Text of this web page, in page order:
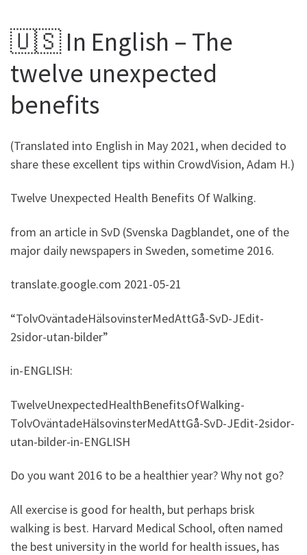
🇺🇸 In English – The
twelve unexpected
benefits
(Translated into English in May 2021, when decided to
share these excellent tips within CrowdVision, Adam H.)
Twelve Unexpected Health Benefits Of Walking.
from an article in SvD (Svenska Dagblandet, one of the
major daily newspapers in Sweden, sometime 2016.
translate.google.com 2021-05-21
“TolvOväntadeHälsovinsterMedAttGå-SvD-JEdit-
2sidor-utan-bilder”
in-ENGLISH:
TwelveUnexpectedHealthBenefitsOfWalking-
TolvOväntadeHälsovinsterMedAttGå-SvD-JEdit-2sidor-
utan-bilder-in-ENGLISH
Do you want 2016 to be a healthier year? Why not go?
All exercise is good for health, but perhaps brisk
walking is best. Harvard Medical School, often named
the best university in the world for health issues, has